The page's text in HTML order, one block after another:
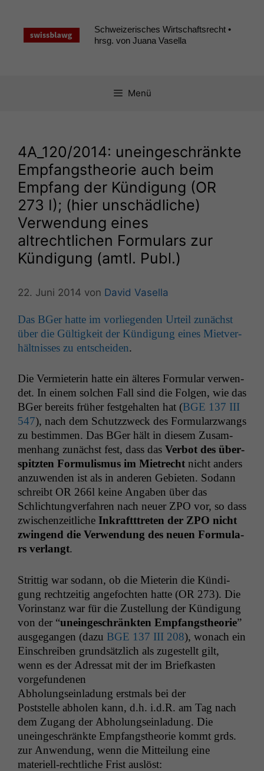
springen
Schweizerisches Wirtschaftsrecht •
hrsg. von Juana Vasella
Menü
4A_120/2014: uneingeschränkte
Empfangstheorie auch beim
Empfang der Kündigung (OR
273 I); (hier unschädliche)
Verwendung eines
altrechtlichen Formulars zur
Kündigung (amtl. Publ.)
22. Juni 2014 von David Vasella
Das BGer hat­te im vor­liegen­den Urteil zunächst
über die Gültigkeit der Kündi­gung eines Mietver­
hält­niss­es zu entschei­den.
Die Ver­mi­eterin hat­te ein älteres For­mu­lar ver­wen­
det. In einem solchen Fall sind die Fol­gen, wie das
BGer bere­its früher fest­ge­hal­ten hat (BGE 137 III
547), nach dem Schutzz­weck des For­mu­la­rzwangs
zu bes­tim­men. Das BGer hält in diesem Zusam­
men­hang zunächst fest, dass das Ver­bot des über­
spitzten For­mulis­mus im Mietrecht nicht anders
anzuwen­den ist als in anderen Gebi­eten. Sodann
schreibt OR 266l keine Angaben über das
Schlich­tungver­fahren nach neuer ZPO vor, so dass
zwis­chen­zeitliche Inkraftt­treten der ZPO nicht
zwin­gend die Ver­wen­dung des neuen For­mu­la­
rs ver­langt.
Strit­tig war sodann, ob die Mieterin die Kündi­
gung rechtzeit­ig ange­focht­en hat­te (OR 273). Die
Vorin­stanz war für die Zustel­lung der Kündi­gung
von der “uneingeschränk­ten Emp­fangs­the­o­rie”
aus­ge­gan­gen (dazu BGE 137 III 208), wonach ein
Ein­schreiben grund­sät­zlich als zugestellt gilt,
wenn es der Adres­sat mit der im Briefkas­ten
vorgefundenen
Abhol­ung­sein­ladung erst­mals bei der
Post­stelle abholen kann, d.h. i.d.R. am Tag nach
dem Zugang der Abhol­ung­sein­ladung. Die
uneingeschränk­te Emp­fangs­the­o­rie kommt grds.
zur Anwen­dung, wenn die Mit­teilung eine
materiell-rechtliche Frist auslöst: